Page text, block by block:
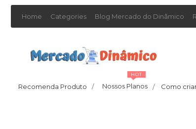
Home Categories Blog Mercado do Dinâmico
Recomenda Produto / Nossos Planos /
HOT
Como